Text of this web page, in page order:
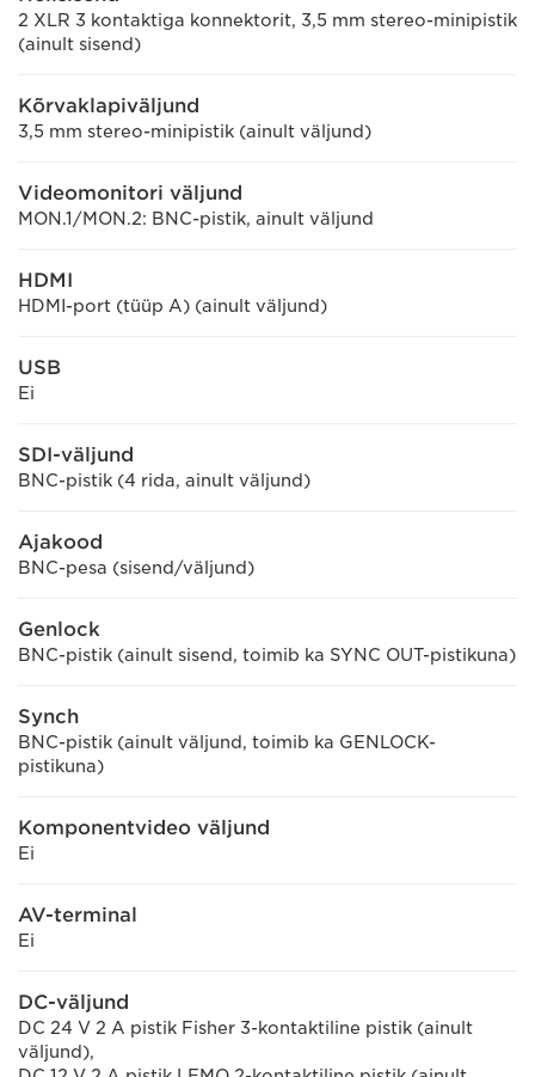
2 XLR 3 kontaktiga konnektorit, 3,5 mm stereo-minipistik
(ainult sisend)
Kõrvaklapiväljund
3,5 mm stereo-minipistik (ainult väljund)
Videomonitori väljund
MON.1/MON.2: BNC-pistik, ainult väljund
HDMI
HDMI-port (tüüp A) (ainult väljund)
USB
Ei
SDI-väljund
BNC-pistik (4 rida, ainult väljund)
Ajakood
BNC-pesa (sisend/väljund)
Genlock
BNC-pistik (ainult sisend, toimib ka SYNC OUT-pistikuna)
Synch
BNC-pistik (ainult väljund, toimib ka GENLOCK-
pistikuna)
Komponentvideo väljund
Ei
AV-terminal
Ei
DC-väljund
DC 24 V 2 A pistik Fisher 3-kontaktiline pistik (ainult
väljund),